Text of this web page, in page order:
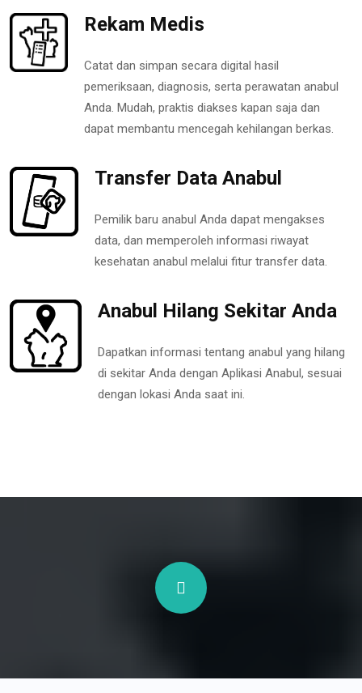
Rekam Medis
Catat dan simpan secara digital hasil
pemeriksaan, diagnosis, serta perawatan anabul
Anda. Mudah, praktis diakses kapan saja dan
dapat membantu mencegah kehilangan berkas.
Transfer Data Anabul
Pemilik baru anabul Anda dapat mengakses
data, dan memperoleh informasi riwayat
kesehatan anabul melalui fitur transfer data.
Anabul Hilang Sekitar Anda
Dapatkan informasi tentang anabul yang hilang
di sekitar Anda dengan Aplikasi Anabul, sesuai
dengan lokasi Anda saat ini.